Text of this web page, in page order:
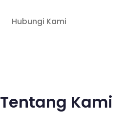
Hubungi Kami
Tentang Kami